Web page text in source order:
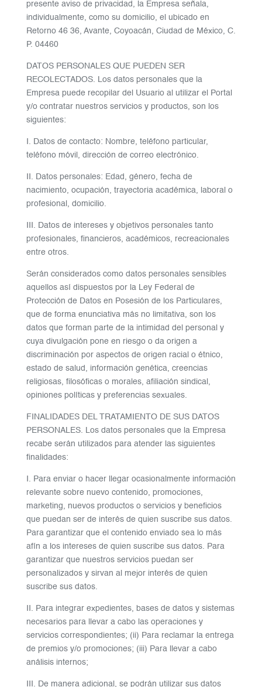
presente aviso de privacidad, la Empresa señala,
individualmente, como su domicilio, el ubicado en
Retorno 46 36, Avante, Coyoacán, Ciudad de México, C.
P. 04460
DATOS PERSONALES QUE PUEDEN SER
RECOLECTADOS. Los datos personales que la
Empresa puede recopilar del Usuario al utilizar el Portal
y/o contratar nuestros servicios y productos, son los
siguientes:
I. Datos de contacto: Nombre, teléfono particular,
teléfono móvil, dirección de correo electrónico.
II. Datos personales: Edad, género, fecha de
nacimiento, ocupación, trayectoria académica, laboral o
profesional, domicilio.
III. Datos de intereses y objetivos personales tanto
profesionales, financieros, académicos, recreacionales
entre otros.
Serán considerados como datos personales sensibles
aquellos así dispuestos por la Ley Federal de
Protección de Datos en Posesión de los Particulares,
que de forma enunciativa más no limitativa, son los
datos que forman parte de la intimidad del personal y
cuya divulgación pone en riesgo o da origen a
discriminación por aspectos de origen racial o étnico,
estado de salud, información genética, creencias
religiosas, filosóficas o morales, afiliación sindical,
opiniones políticas y preferencias sexuales.
FINALIDADES DEL TRATAMIENTO DE SUS DATOS
PERSONALES. Los datos personales que la Empresa
recabe serán utilizados para atender las siguientes
finalidades:
I. Para enviar o hacer llegar ocasionalmente información
relevante sobre nuevo contenido, promociones,
marketing, nuevos productos o servicios y beneficios
que puedan ser de interés de quien suscribe sus datos.
Para garantizar que el contenido enviado sea lo más
afín a los intereses de quien suscribe sus datos. Para
garantizar que nuestros servicios puedan ser
personalizados y sirvan al mejor interés de quien
suscribe sus datos.
II. Para integrar expedientes, bases de datos y sistemas
necesarios para llevar a cabo las operaciones y
servicios correspondientes; (ii) Para reclamar la entrega
de premios y/o promociones; (iii) Para llevar a cabo
análisis internos;
III. De manera adicional, se podrán utilizar sus datos